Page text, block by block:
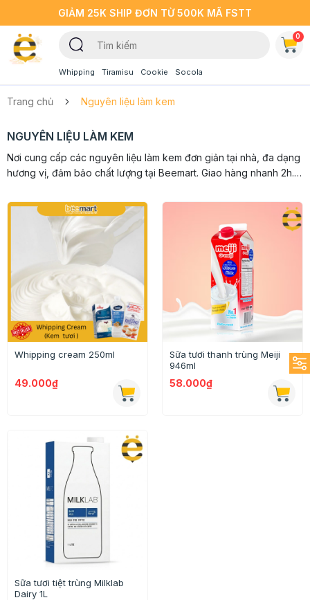
GIẢM 25K SHIP ĐƠN TỪ 500K MÃ FSTT
Whipping Tiramisu Cookie Socola
0
Trang chủ Nguyên liệu làm kem
NGUYÊN LIỆU LÀM KEM
Nơi cung cấp các nguyên liệu làm kem đơn giản tại nhà, đa dạng
hương vị, đảm bảo chất lượng tại Beemart. Giao hàng nhanh 2h.
Whipping cream 250ml
49.000₫
Sữa tươi thanh trùng Meiji
946ml
58.000₫
Sữa tươi tiệt trùng Milklab
Dairy 1L